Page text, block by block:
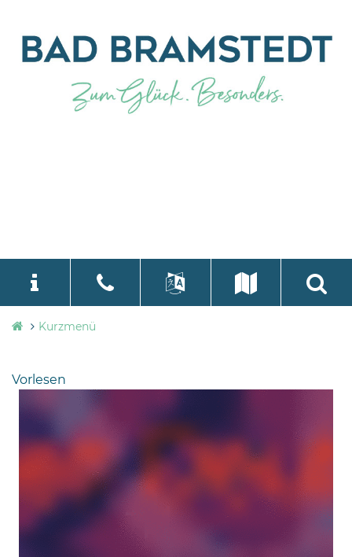
Stadtverwaltung
Bramstedt
Bleeck 15-
Bramstedt
04192-
506-
zentrale@badbramstedt.de
language
Kurzmenü
Vorlesen